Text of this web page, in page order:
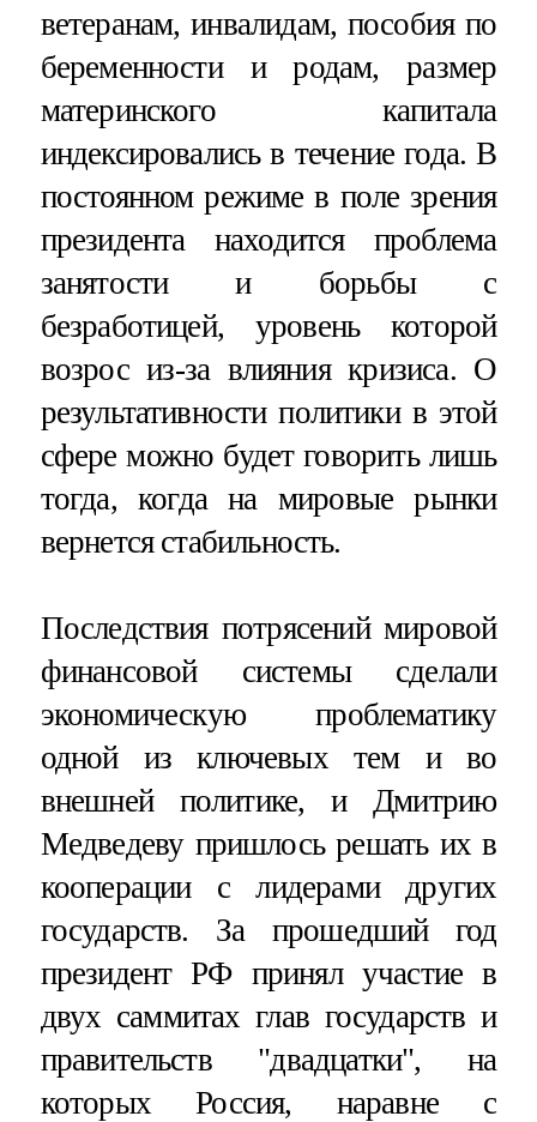
ветеранам, инвалидам, пособия по
беременности и родам, размер
материнского капитала
индексировались в течение года. В
постоянном режиме в поле зрения
президента находится проблема
занятости и борьбы с
безработицей, уровень которой
возрос из-за влияния кризиса. О
результативности политики в этой
сфере можно будет говорить лишь
тогда, когда на мировые рынки
вернется стабильность.
Последствия потрясений мировой
финансовой системы сделали
экономическую проблематику
одной из ключевых тем и во
внешней политике, и Дмитрию
Медведеву пришлось решать их в
кооперации с лидерами других
государств. За прошедший год
президент РФ принял участие в
двух саммитах глав государств и
правительств "двадцатки", на
которых Россия, наравне с